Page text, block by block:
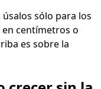
sólo para los
centímetros o
es sobre la